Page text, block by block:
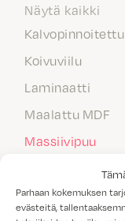
Parhaan kokemuksen
evästeitä,
Näytä kaikki
Kalvopinnoitettu
Koivuviilu
Laminaatti
Maalattu MDF
Massiivipuu
Tammiviilu